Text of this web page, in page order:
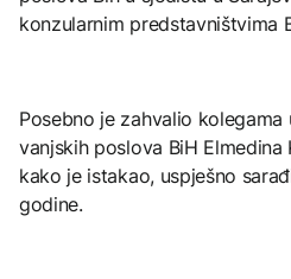
konzularnim predstavništvima
Posebno je zahvalio kolegama
vanjskih poslova BiH Elmedina
kako je istakao, uspješno
godine.